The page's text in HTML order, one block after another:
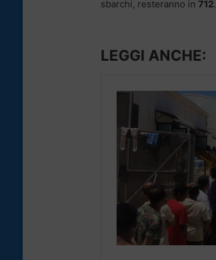
sbarchi, resteranno in 712.
LEGGI ANCHE: